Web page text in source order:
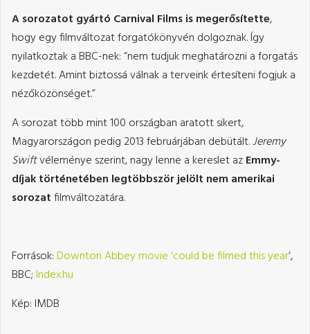
A sorozatot gyártó Carnival Films is megerősítette,
hogy egy filmváltozat forgatókönyvén dolgoznak. Így
nyilatkoztak a BBC-nek: “nem tudjuk meghatározni a forgatás
kezdetét. Amint biztossá válnak a terveink értesíteni fogjuk a
nézőközönséget.”
A sorozat több mint 100 országban aratott sikert,
Magyarországon pedig 2013 februárjában debütált.Jeremy
Swiftvéleménye szerint, nagy lenne a kereslet azEmmy-
díjak történetében legtöbbször jelölt nem amerikai
sorozatfilmváltozatára.
Források:Downton Abbey movie ‘could be filmed this year‘,
BBC;Index.hu
Kép: IMDB